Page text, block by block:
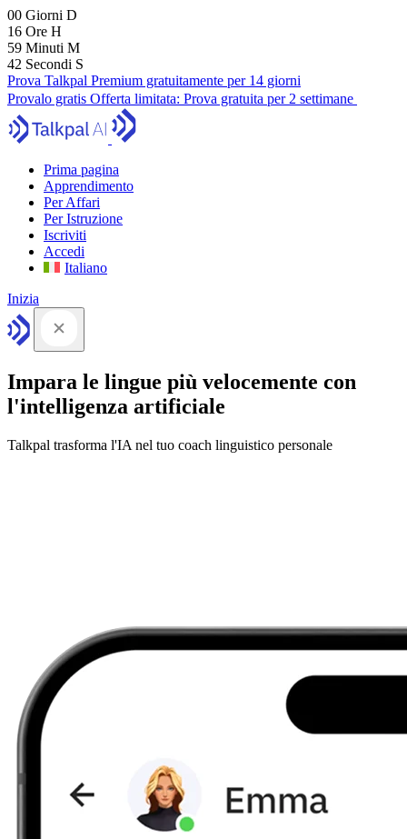
00 Giorni D
16 Ore H
59 Minuti M
41 Secondi S
Prova Talkpal Premium gratuitamente per 14 giorni
Provalo gratis Offerta limitata: Prova gratuita per 2 settimane
Prima pagina
Apprendimento
Per Affari
Per Istruzione
Iscriviti
Accedi
Italiano
Inizia
Impara le lingue più velocemente con
l'intelligenza artificiale
Talkpal trasforma l'IA nel tuo coach linguistico personale